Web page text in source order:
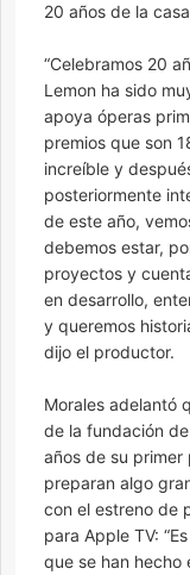
20 años de la
“Celebramos 20
Lemon ha sido
apoya óperas
premios que son
increíble y
posteriormente
de este año,
debemos estar,
proyectos y
en desarrollo,
y queremos
dijo el productor.
Morales adelantó
de la fundación
años de su primer
preparan algo
con el estreno de
para Apple TV:
que se han hecho